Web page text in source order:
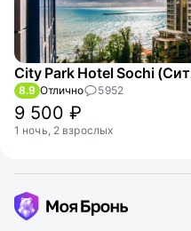
8.9 Отлично 5952
9 500 ₽
1 ночь, 2 взрослых